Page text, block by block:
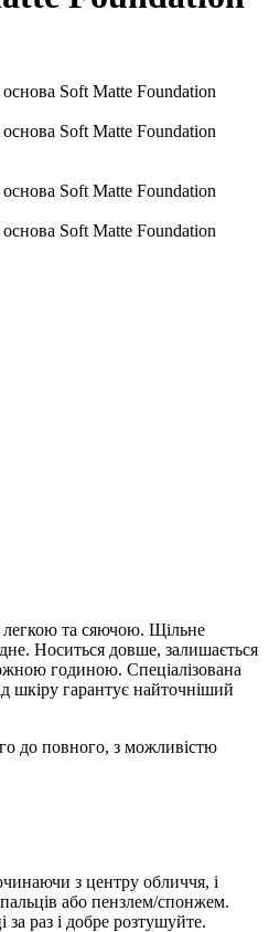
легкою та сяючою. Щільне
Носиться довше, залишається
годиною. Спеціалізована
шкіру гарантує найточніший
до повного, з можливістю
з центру обличчя, і
або пензлем/спонжем.
за раз і добре розтушуйте.